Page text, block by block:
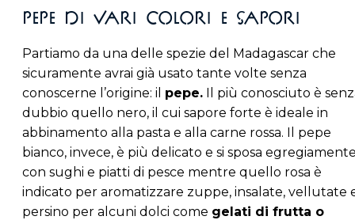
Pepe di vari colori e sapori
Partiamo da una delle spezie del Madagascar che
sicuramente avrai già usato tante volte senza
conoscerne l’origine: il pepe. Il più conosciuto è
dubbio quello nero, il cui sapore forte è ideale in
abbinamento alla pasta e alla carne rossa. Il pepe
bianco, invece, è più delicato e si sposa
con sughi e piatti di pesce mentre quello rosa è
indicato per aromatizzare zuppe, insalate, vellutate
persino per alcuni dolci come gelati di frutta o